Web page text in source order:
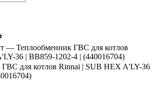
— Теплообменник ГВС для котлов
36 | BB859-1202-4 | (440016704)
для котлов Rinnai | SUB HEX A'LY-36